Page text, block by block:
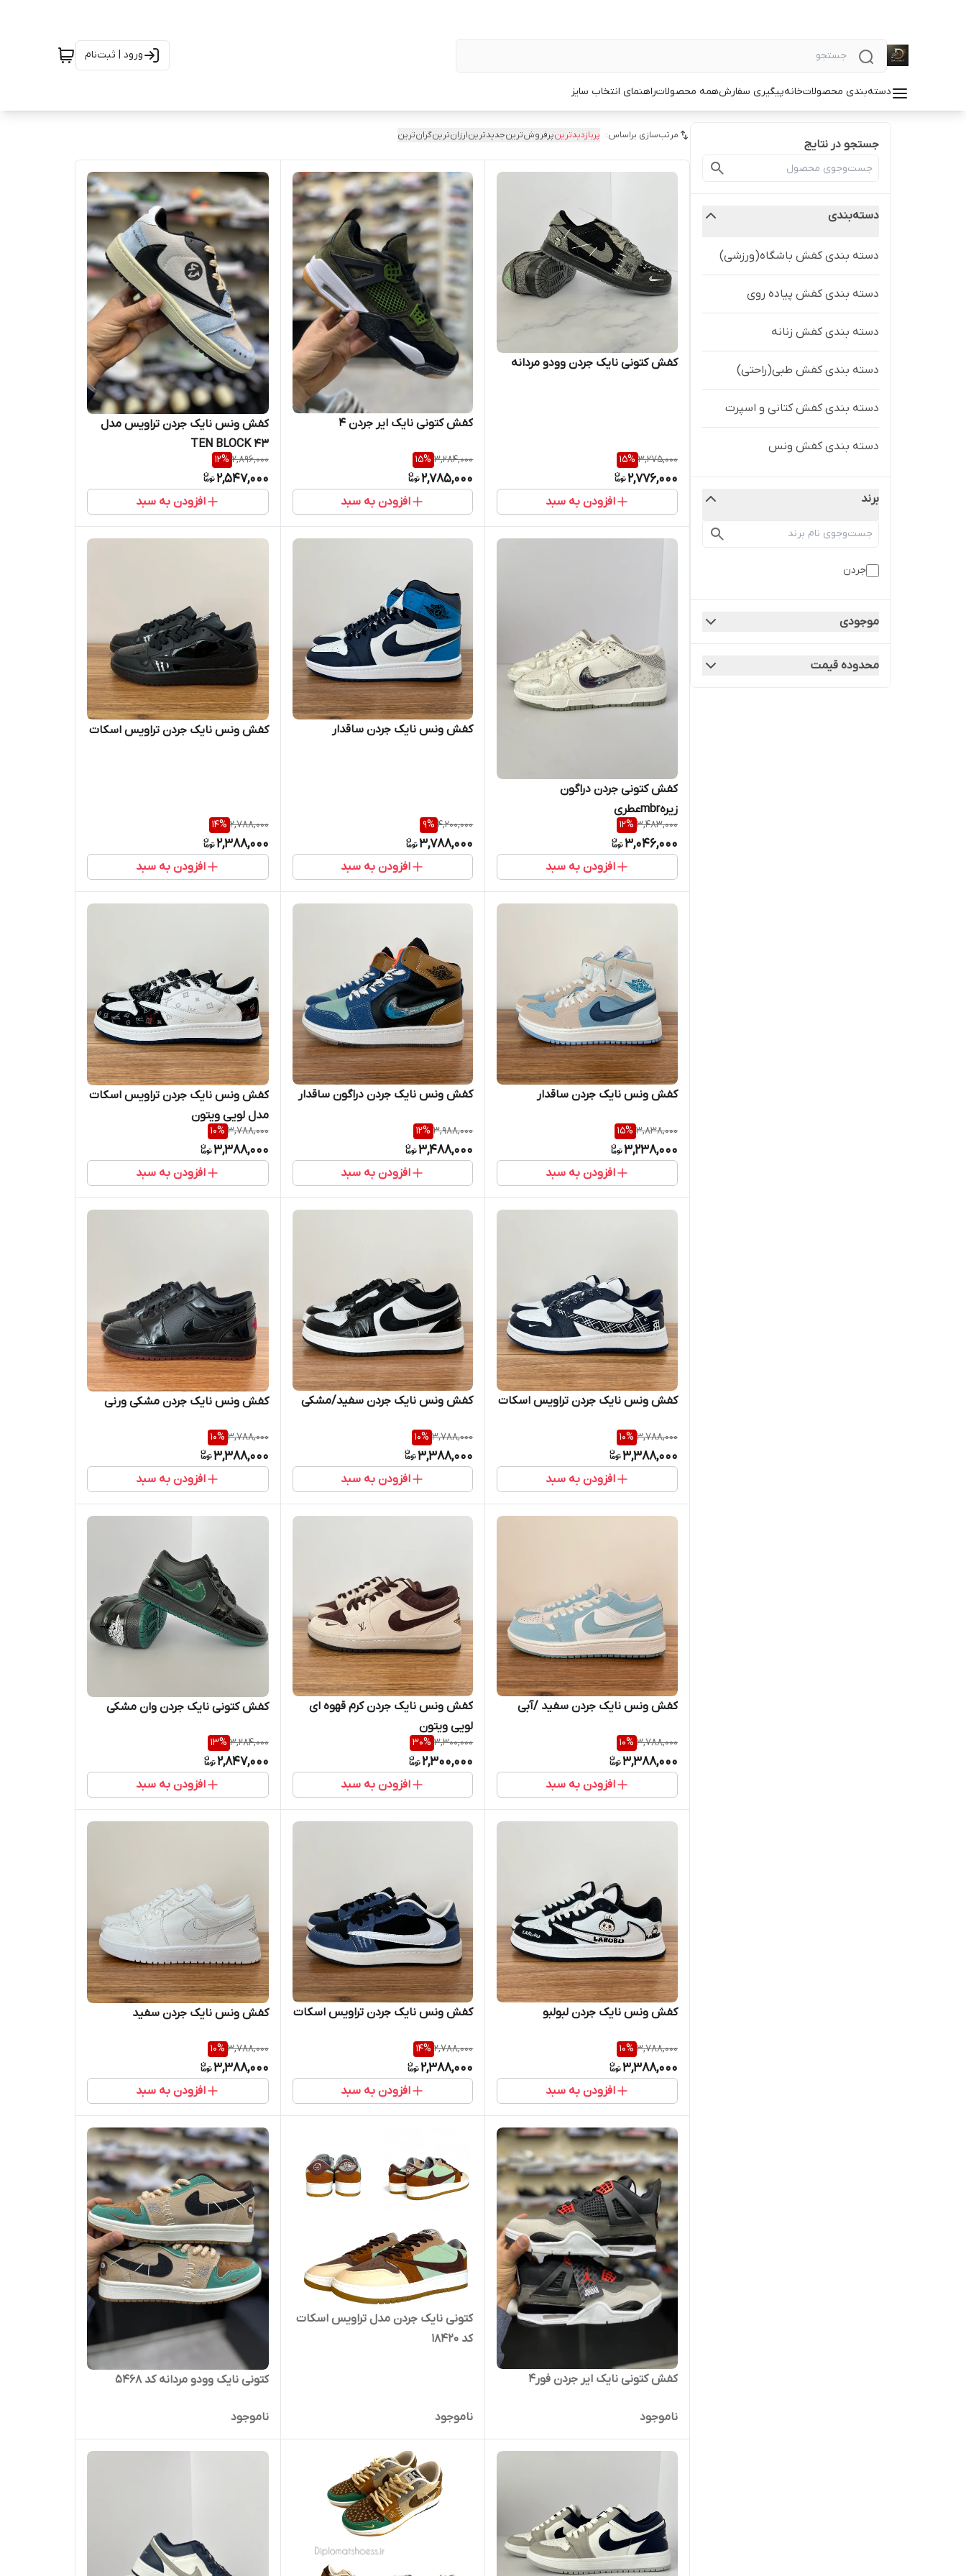
ورود | ثبت‌نام
دسته‌بندی محصولاتخانهپیگیری سفارشهمه محصولاتراهنمای انتخاب سایز
جستجو در نتایج
دسته‌بندی
دسته بندی کفش باشگاه(ورزشی)
دسته بندی کفش پیاده روی
دسته بندی کفش زنانه
دسته بندی کفش طبی(راحتی)
دسته بندی کفش کتانی و اسپرت
دسته بندی کفش ونس
برند
جردن
موجودی
محدوده قیمت
مرتب‌سازی براساس: پربازدیدترینپرفروش‌ترینجدیدترینارزان‌ترینگران‌ترین
کفش کتونی نایک جردن وودو مردانه
3,275,000
15%
2,776,000
افزودن به سبد
کفش کتونی نایک ایر جردن 4
3,284,000
15%
2,785,000
افزودن به سبد
کفش ونس نایک جردن تراویس مدل
TEN BLOCK 43
2,896,000
12%
2,547,000
افزودن به سبد
کفش کتونی جردن دراگون
زیرهmbrعطری
3,483,000
12%
3,046,000
افزودن به سبد
کفش ونس نایک جردن ساقدار
4,200,000
9%
3,788,000
افزودن به سبد
کفش ونس نایک جردن تراویس اسکات
2,788,000
14%
2,388,000
افزودن به سبد
کفش ونس نایک جردن ساقدار
3,838,000
15%
3,238,000
افزودن به سبد
کفش ونس نایک جردن دراگون ساقدار
3,988,000
12%
3,488,000
افزودن به سبد
کفش ونس نایک جردن تراویس اسکات
مدل لویی ویتون
3,788,000
10%
3,388,000
افزودن به سبد
کفش ونس نایک جردن تراویس اسکات
3,788,000
10%
3,388,000
افزودن به سبد
کفش ونس نایک جردن سفید/مشکی
3,788,000
10%
3,388,000
افزودن به سبد
کفش ونس نایک جردن مشکی ورنی
3,788,000
10%
3,388,000
افزودن به سبد
کفش ونس نایک جردن سفید /آبی
3,788,000
10%
3,388,000
افزودن به سبد
کفش ونس نایک جردن کرم قهوه ای
لویی ویتون
3,300,000
30%
2,300,000
افزودن به سبد
کفش کتونی نایک جردن وان مشکی
3,284,000
13%
2,847,000
افزودن به سبد
کفش ونس نایک جردن لبولبو
3,788,000
10%
3,388,000
افزودن به سبد
کفش ونس نایک جردن تراویس اسکات
2,788,000
14%
2,388,000
افزودن به سبد
کفش ونس نایک جردن سفید
3,788,000
10%
3,388,000
افزودن به سبد
کفش کتونی نایک ایر جردن فور4
ناموجود
کتونی نایک جردن مدل تراویس اسکات
کد ۱۸۴۲۰
ناموجود
کتونی نایک وودو مردانه کد ۵۴۶۸
ناموجود